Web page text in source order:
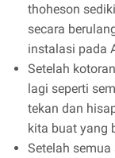
thoheson
secara
instalasi pada
Setelah
lagi seperti
tekan dan
kita buat yang
Setelah